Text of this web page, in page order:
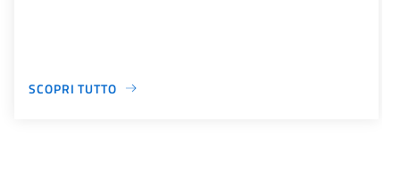
SCOPRI TUTTO